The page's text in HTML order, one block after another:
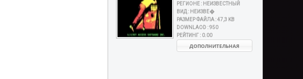
РЕГИОНЕ : НЕИЗВЕСТНЫЙ
ВИД : НЕИЗВЕ�
РАЗМЕР ФАЙЛА :47,3 KB
DOWNLAOD :950
РЕЙТИНГ : 0.00
ДОПОЛНИТЕЛЬНАЯ